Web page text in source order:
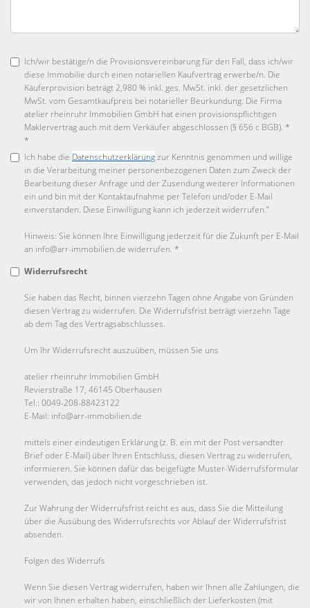
Ich/wir bestätige/n die Provisionsvereinbarung für den Fall, dass ich/wir
diese Immobilie durch einen notariellen Kaufvertrag erwerbe/n. Die
Käuferprovision beträgt 2,980 % inkl. ges. MwSt. inkl. der gesetzlichen
MwSt. vom Gesamtkaufpreis bei notarieller Beurkundung. Die Firma
atelier rheinruhr Immobilien GmbH hat einen provisionspflichtigen
Maklervertrag auch mit dem Verkäufer abgeschlossen (§ 656 c BGB). *
*
Ich habe die Datenschutzerklärungzur Kenntnis genommen und willige
in die Verarbeitung meiner personenbezogenen Daten zum Zweck der
Bearbeitung dieser Anfrage und der Zusendung weiterer Informationen
ein und bin mit der Kontaktaufnahme per Telefon und/oder E-Mail
einverstanden. Diese Einwilligung kann ich jederzeit widerrufen.”
Hinweis: Sie können Ihre Einwilligung jederzeit für die Zukunft per E-Mail
an info@arr-immobilien.de widerrufen. *
Widerrufsrecht
Sie haben das Recht, binnen vierzehn Tagen ohne Angabe von Gründen
diesen Vertrag zu widerrufen. Die Widerrufsfrist beträgt vierzehn Tage
ab dem Tag des Vertragsabschlusses.
Um Ihr Widerrufsrecht auszuüben, müssen Sie uns
atelier rheinruhr Immobilien GmbH
Revierstraße 17, 46145 Oberhausen
Tel.: 0049-208-88423122
E-Mail: info@arr-immobilien.de
mittels einer eindeutigen Erklärung (z. B. ein mit der Post versandter
Brief oder E-Mail) über Ihren Entschluss, diesen Vertrag zu widerrufen,
informieren. Sie können dafür das beigefügte Muster-Widerrufsformular
verwenden, das jedoch nicht vorgeschrieben ist.
Zur Wahrung der Widerrufsfrist reicht es aus, dass Sie die Mitteilung
über die Ausübung des Widerrufsrechts vor Ablauf der Widerrufsfrist
absenden.
Folgen des Widerrufs
Wenn Sie diesen Vertrag widerrufen, haben wir Ihnen alle Zahlungen, die
wir von Ihnen erhalten haben, einschließlich der Lieferkosten (mit